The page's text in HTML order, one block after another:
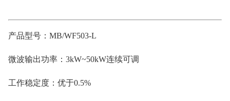
产品型号：MB/WF503-L
微波输出功率：3kW~50kW连续可调
工作稳定度：优于0.5%